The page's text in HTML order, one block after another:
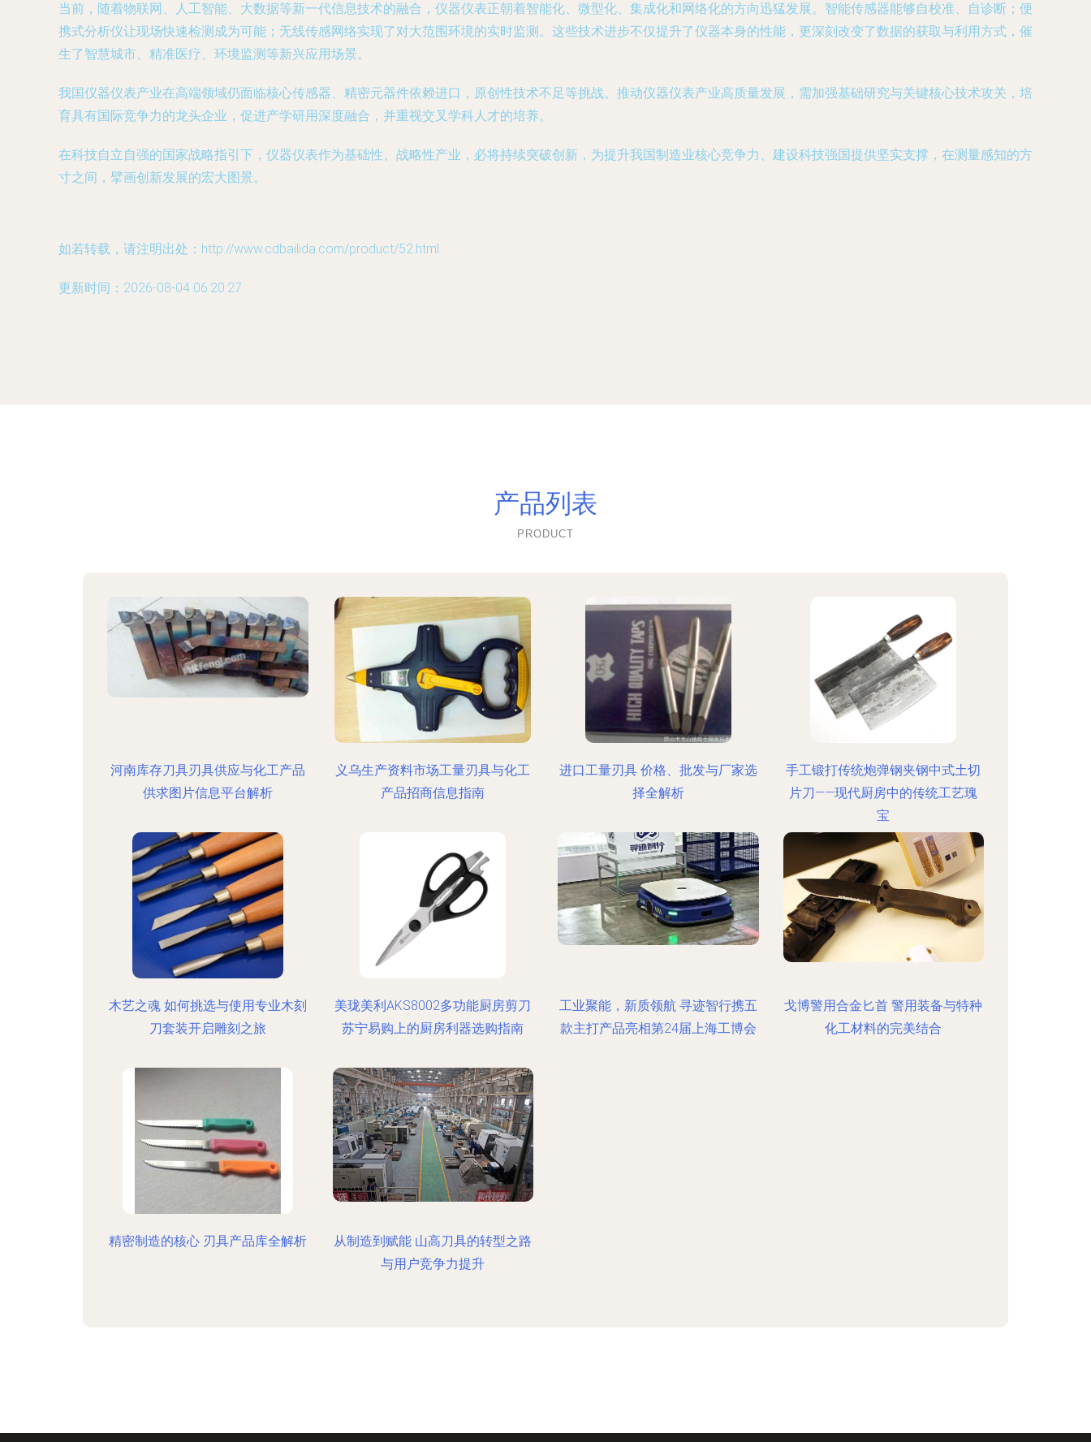
当前，随着物联网、人工智能、大数据等新一代信息技术的融合，仪器仪表正朝着智能化、微型化、集成化和网络化的方向迅猛发展。智能传感器能够自校准、自诊断；便
携式分析仪让现场快速检测成为可能；无线传感网络实现了对大范围环境的实时监测。这些技术进步不仅提升了仪器本身的性能，更深刻改变了数据的获取与利用方式，催
生了智慧城市、精准医疗、环境监测等新兴应用场景。
我国仪器仪表产业在高端领域仍面临核心传感器、精密元器件依赖进口，原创性技术不足等挑战。推动仪器仪表产业高质量发展，需加强基础研究与关键核心技术攻关，培
育具有国际竞争力的龙头企业，促进产学研用深度融合，并重视交叉学科人才的培养。
在科技自立自强的国家战略指引下，仪器仪表作为基础性、战略性产业，必将持续突破创新，为提升我国制造业核心竞争力、建设科技强国提供坚实支撑，在测量感知的方
寸之间，擘画创新发展的宏大图景。
如若转载，请注明出处：http://www.cdbailida.com/product/52.html
更新时间：2026-08-04 06:20:27
产品列表
PRODUCT
河南库存刀具刃具供应与化工产品
供求图片信息平台解析
义乌生产资料市场工量刃具与化工
产品招商信息指南
进口工量刃具 价格、批发与厂家选
择全解析
手工锻打传统炮弹钢夹钢中式土切
片刀——现代厨房中的传统工艺瑰
宝
木艺之魂 如何挑选与使用专业木刻
刀套装开启雕刻之旅
美珑美利AKS8002多功能厨房剪刀
苏宁易购上的厨房利器选购指南
工业聚能，新质领航 寻迹智行携五
款主打产品亮相第24届上海工博会
戈博警用合金匕首 警用装备与特种
化工材料的完美结合
精密制造的核心 刃具产品库全解析
从制造到赋能 山高刀具的转型之路
与用户竞争力提升